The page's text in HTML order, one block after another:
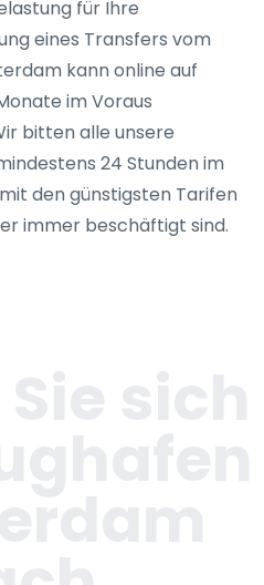
für Ihre
eines Transfers vom
kann online auf
im Voraus
bitten alle unsere
24 Stunden im
den günstigsten Tarifen
immer beschäftigt sind.